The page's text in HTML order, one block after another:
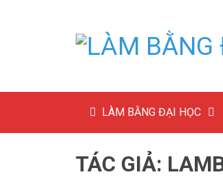
LÀM BẰNG ĐẠI HỌC
TÁC GIẢ: